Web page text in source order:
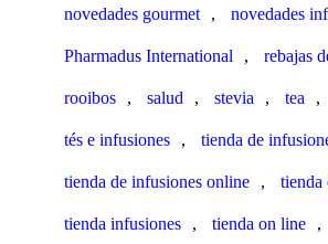
novedades gourmet , novedades
Pharmadus International , rebajas
rooibos , salud , stevia , tea ,
tés e infusiones , tienda de
tienda de infusiones online , tienda
tienda infusiones , tienda on line ,